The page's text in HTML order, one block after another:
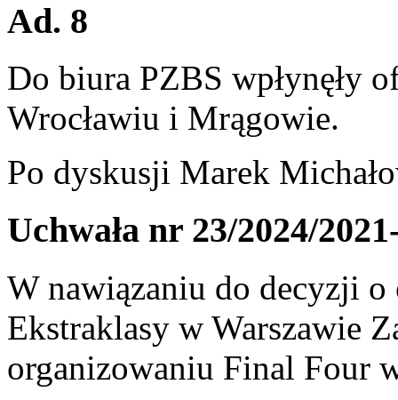
Ad. 8
Do biura PZBS wpłynęły
Wrocławiu i Mrągowie.
Po dyskusji Marek
Uchwała nr 23/2024/
W nawiązaniu do decyzji
Ekstraklasy w Warszawie
organizowaniu Final Four